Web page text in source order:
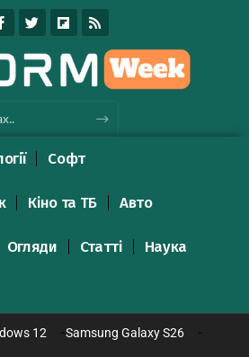
Софт
Кіно та ТБ Авто
Огляди Статті Наука
12
Samsung Galaxy S26